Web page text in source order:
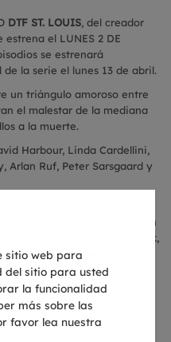
sitio web para
del sitio para usted
la funcionalidad
más sobre las
favor lea nuestra
DTF ST. LOUIS, del creador
el LUNES 2 DE
se estrenará
la serie el lunes 13 de abril.
un triángulo amoroso entre
el malestar de la mediana
a la muerte.
Harbour, Linda Cardellini,
Arlan Ruf, Peter Sarsgaard y
productores ejecutivos son
David Harbour; Todd Black,
para Escape Artists; Molly
Michael Costigan para
KC Wenson para Bravo
Pictures; James